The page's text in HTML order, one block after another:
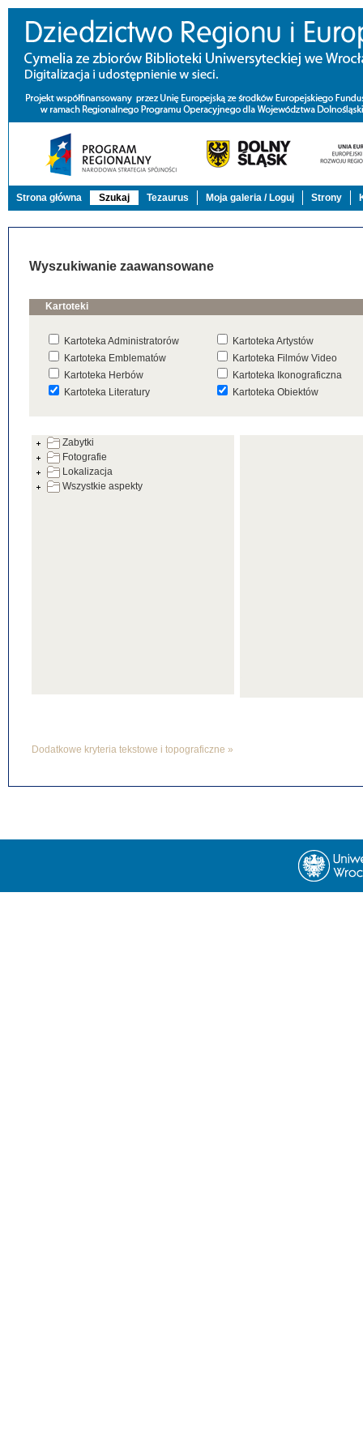
Strona główna Szukaj Tezaurus Moja galeria / Loguj Strony
Wyszukiwanie zaawansowane
Kartoteki
Kartoteka Administratorów
Kartoteka Artystów
Kartoteka Emblematów
Kartoteka Filmów Video
Kartoteka Herbów
Kartoteka Ikonograficzna
Kartoteka Literatury
Kartoteka Obiektów
Kartoteka Warsztatów
Kartoteka Zabytków
Zabytki
Fotografie
Lokalizacja
Wszystkie aspekty
Dodatkowe kryteria tekstowe i topograficzne »